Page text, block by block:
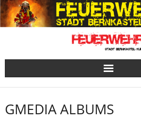
Skip
to
content
GMEDIA ALBUMS